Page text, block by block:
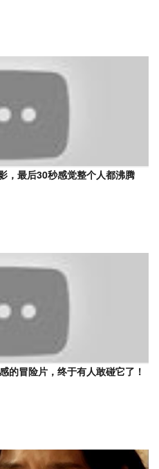
，最后30秒感觉整个人都沸腾
的冒险片，终于有人敢碰它了！